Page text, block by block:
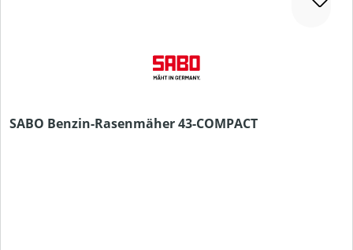
SABO Benzin-Rasenmäher 43-COMPACT